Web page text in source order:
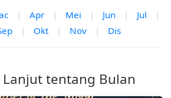
| Apr | Mei | Jun | Jul
|
| Okt | Nov | Dis
tentang Bulan